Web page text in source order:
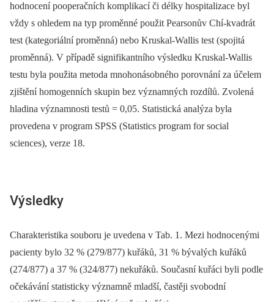
hodnocení pooperačních komplikací či délky hospitalizace byl
vždy s ohledem na typ proměnné použit Pearsonův Chí-kvadrát
test (kategoriální proměnná) nebo Kruskal-Wallis test (spojitá
proměnná). V případě signifikantního výsledku Kruskal-Wallis
testu byla použita metoda mnohonásobného porovnání za účelem
zjištění homogenních skupin bez významných rozdílů. Zvolená
hladina významnosti testů = 0,05. Statistická analýza byla
provedena v program SPSS (Statistics program for social
sciences), verze 18.
Výsledky
Charakteristika souboru je uvedena v Tab. 1. Mezi hodnocenými
pacienty bylo 32 % (279/877) kuřáků, 31 % bývalých kuřáků
(274/877) a 37 % (324/877) nekuřáků. Současní kuřáci byli podle
očekávání statisticky významně mladší, častěji svobodní